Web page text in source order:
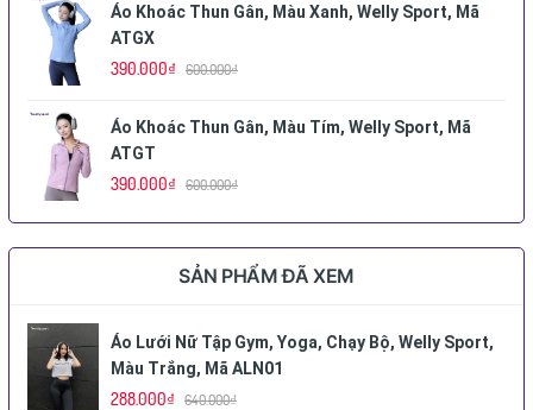
Áo Khoác Thun Gân, Màu Xanh, Welly Sport, Mã
ATGX
390.000₫ 600.000₫
Áo Khoác Thun Gân, Màu Tím, Welly Sport, Mã
ATGT
390.000₫ 600.000₫
SẢN PHẨM ĐÃ XEM
Áo Lưới Nữ Tập Gym, Yoga, Chạy Bộ, Welly Sport,
Màu Trắng, Mã ALN01
288.000₫ 640.000₫